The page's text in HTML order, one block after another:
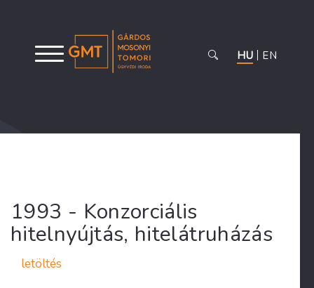
HU EN
1993 - Konzorciális
hitelnyújtás, hitelátruházás
letöltés